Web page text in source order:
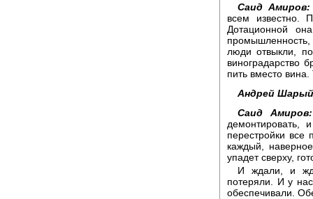
Саид Амиров:
всем известно.
Дотационной
люди отвыкли,
виноградарство
пить вместо
Андрей
Саид Амиров:
демонтировать,
перестройки все
каждый,
упадет сверху,
И ждали, и
потеряли. И у
обеспечивали.